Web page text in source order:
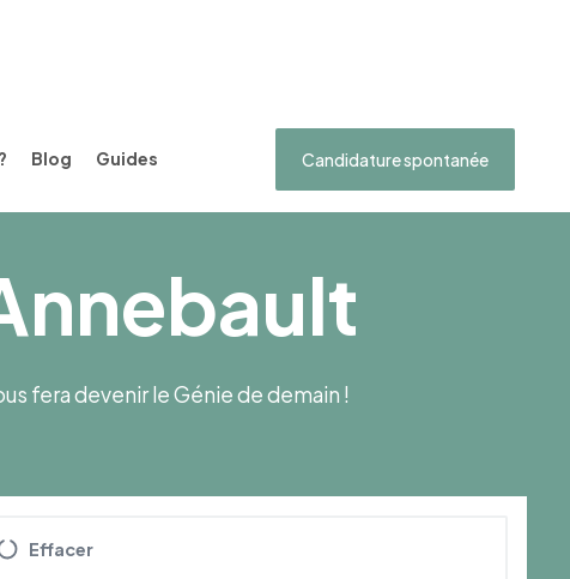
Blog Guides Candidature spontanée
fera devenir le Génie de demain !
Effacer